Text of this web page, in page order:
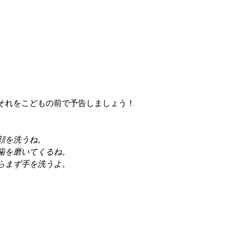
れをこどもの前で予告しましょう！
洗うね。
磨いてくるね。
ず手を洗うよ。